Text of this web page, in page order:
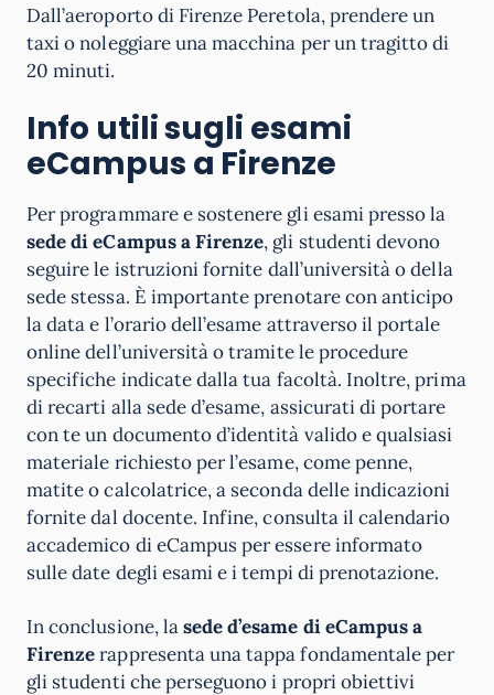
Dall’aeroporto di Firenze Peretola, prendere un
taxi o noleggiare una macchina per un tragitto di
20 minuti.
Info utili sugli esami
eCampus a Firenze
Per programmare e sostenere gli esami presso la
sede di eCampus a Firenze, gli studenti devono
seguire le istruzioni fornite dall’università o della
sede stessa. È importante prenotare con anticipo
la data e l’orario dell’esame attraverso il portale
online dell’università o tramite le procedure
specifiche indicate dalla tua facoltà. Inoltre, prima
di recarti alla sede d’esame, assicurati di portare
con te un documento d’identità valido e qualsiasi
materiale richiesto per l’esame, come penne,
matite o calcolatrice, a seconda delle indicazioni
fornite dal docente. Infine, consulta il calendario
accademico di eCampus per essere informato
sulle date degli esami e i tempi di prenotazione.
In conclusione, lasede d’esame di eCampus a
Firenzerappresenta una tappa fondamentale per
gli studenti che perseguono i propri obiettivi